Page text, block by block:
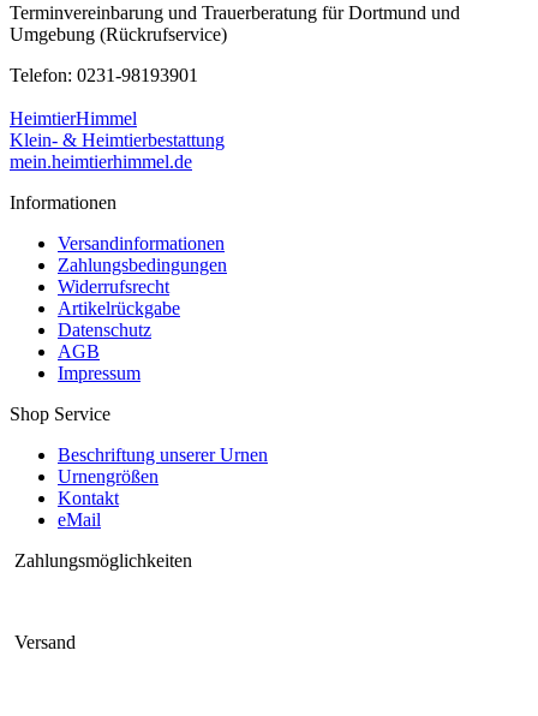
Terminvereinbarung und Trauerberatung für Dortmund und
Umgebung (Rückrufservice)
Telefon: 0231-98193901
HeimtierHimmel
Klein- & Heimtierbestattung
mein.heimtierhimmel.de
Informationen
Versandinformationen
Zahlungsbedingungen
Widerrufsrecht
Artikelrückgabe
Datenschutz
AGB
Impressum
Shop Service
Beschriftung unserer Urnen
Urnengrößen
Kontakt
eMail
Zahlungsmöglichkeiten
Versand